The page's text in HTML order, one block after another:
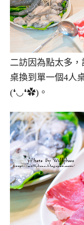
二訪因為點太多
桌換到單一個4人
(❛◡❛✿)。